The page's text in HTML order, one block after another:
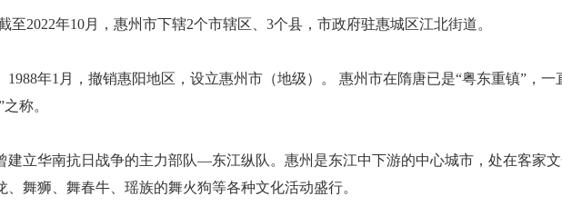
至2022年10月，惠州市下辖2个市辖区、3个县，市政府驻惠城区江北街道。
1988年1月，撤销惠阳地区，设立惠州市（地级）。 惠州市在隋唐已是“粤东重镇”，
称。
立华南抗日战争的主力部队—东江纵队。惠州是东江中下游的中心城市，处在客家
舞狮、舞春牛、瑶族的舞火狗等各种文化活动盛行。